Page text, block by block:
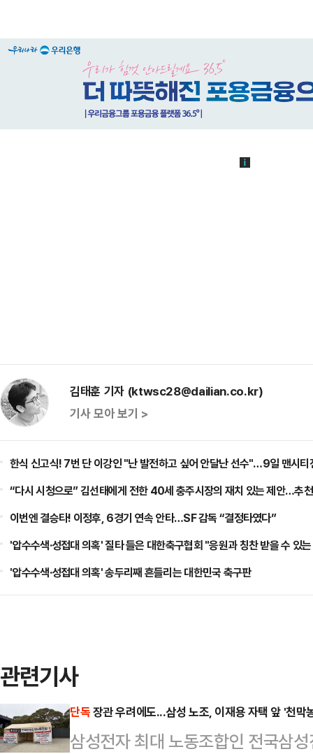
김태훈 기자 (ktwsc28@dailian.co.kr)
기사 모아 보기 >
한식 신고식! 7번 단 이강인 "난 발전하고 싶어 안달난 선수"…9일 맨시티
“다시 시청으로” 김선태에게 전한 40세 충주시장의 재치 있는 제안…추
이번엔 결승타! 이정후, 6경기 연속 안타…SF 감독 “결정타였다”
'압수수색·성접대 의혹' 질타 들은 대한축구협회 "응원과 칭찬 받을 수 있
'압수수색·성접대 의혹' 송두리째 흔들리는 대한민국 축구판
관련기사
단독장관 우려에도...삼성 노조, 이재용 자택 앞 '천막
삼성전자 최대 노동조합인 전국삼